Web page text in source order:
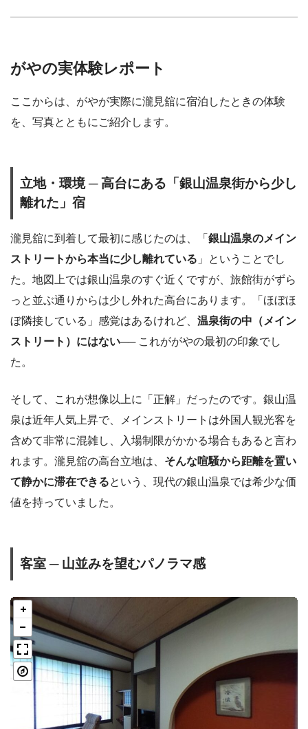
がやの実体験レポート
ここからは、がやが実際に瀧見舘に宿泊したときの体験
を、写真とともにご紹介します。
立地・環境 ─ 高台にある「銀山温泉街から少し
離れた」宿
瀧見舘に到着して最初に感じたのは、「 銀山温泉のメイン
ストリートから本当に少し離れている 」ということでし
た。地図上では銀山温泉のすぐ近くですが、旅館街がずら
っと並ぶ通りからは少し外れた高台にあります。「ほぼほ
ぼ隣接している」感覚はあるけれど、 温泉街の中（メイン
ストリート）にはない── これががやの最初の印象でし
た。
そして、これが想像以上に「正解」だったのです。銀山温
泉は近年人気上昇で、メインストリートは外国人観光客を
含めて非常に混雑し、入場制限がかかる場合もあると言わ
れます。瀧見舘の高台立地は、 そんな喧騒から距離を置い
て静かに滞在できるという、現代の銀山温泉では希少な価
値を持っていました。
客室 ─ 山並みを望むパノラマ感